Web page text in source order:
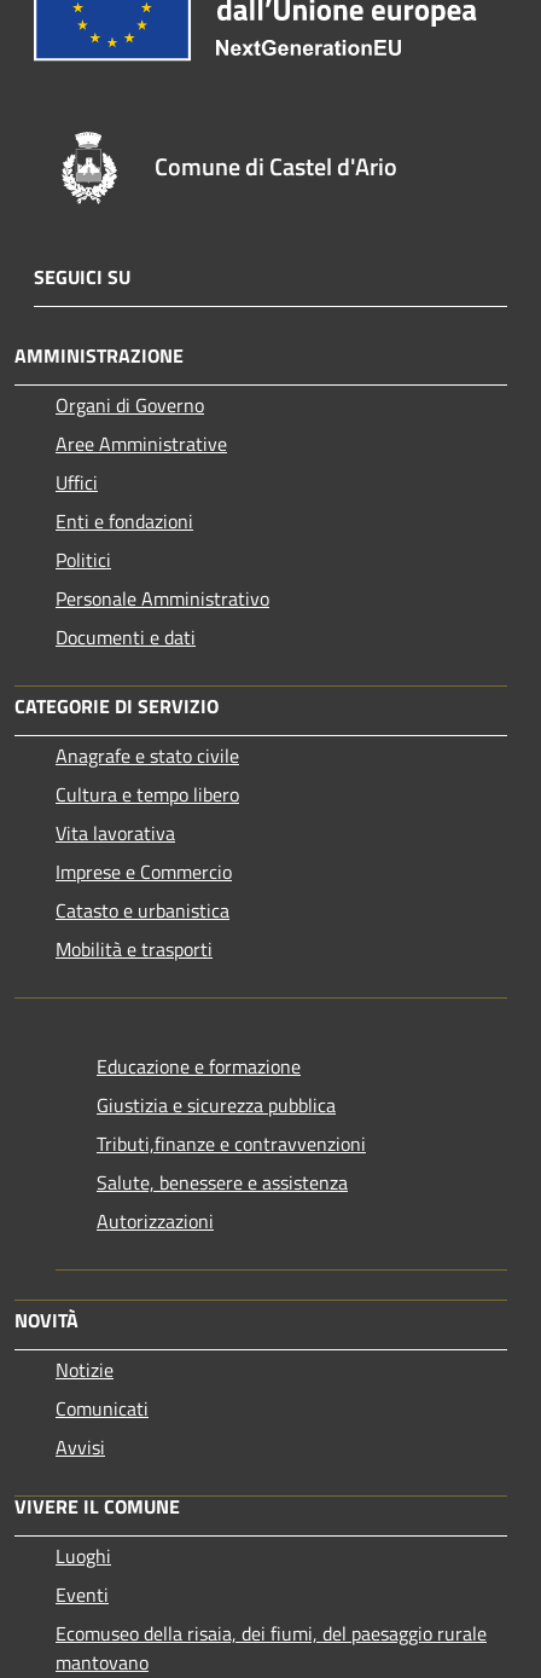
Comune di Castel d'Ario
SEGUICI SU
AMMINISTRAZIONE
Organi di Governo
Aree Amministrative
Uffici
Enti e fondazioni
Politici
Personale Amministrativo
Documenti e dati
CATEGORIE DI SERVIZIO
Anagrafe e stato civile
Cultura e tempo libero
Vita lavorativa
Imprese e Commercio
Catasto e urbanistica
Mobilità e trasporti
Educazione e formazione
Giustizia e sicurezza pubblica
Tributi,finanze e contravvenzioni
Salute, benessere e assistenza
Autorizzazioni
NOVITÀ
Notizie
Comunicati
Avvisi
VIVERE IL COMUNE
Luoghi
Eventi
Ecomuseo della risaia, dei fiumi, del paesaggio rurale
mantovano